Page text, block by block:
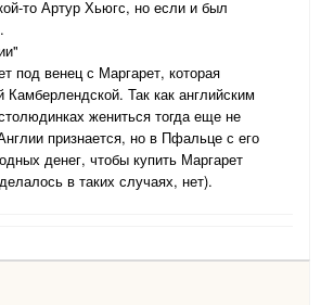
то Артур Хьюгс, но если и был
под венец с Маргарет, которая
Камберлендской. Так как английским
жениться тогда еще не
признается, но в Пфальце с его
денег, чтобы купить Маргарет
в таких случаях, нет).